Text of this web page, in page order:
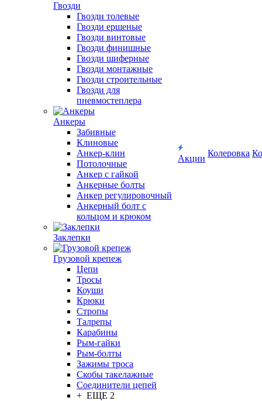
Гвозди
Гвозди толевые
Гвозди ершеные
Гвозди винтовые
Гвозди финишные
Гвозди шиферные
Гвозди монтажные
Гвозди строительные
Гвозди для
пневмостеплера
Анкеры
Забивные
Клиновые
Анкер-клин
Потолочные
Анкер с гайкой
Анкерные болты
Анкер регулировочный
Анкерный болт с
кольцом и крюком
Заклепки
Грузовой крепеж
Цепи
Тросы
Коуши
Крюки
Стропы
Талрепы
Карабины
Рым-гайки
Рым-болты
Зажимы троса
Скобы такелажные
Соединители цепей
+ ЕЩЕ 2
Акции
Колеровка